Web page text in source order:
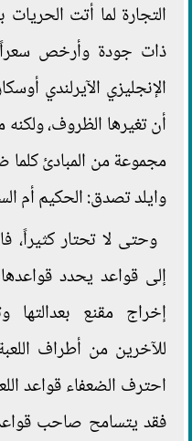
التجارة لما أتت
ذات جودة وأرخص سعراً.
الإنجليزي الآيرلندي
أن تغيرها الظروف،
مجموعة من المبادئ كلما
وايلد تصدق: الحكيم أم
وحتى لا تحتار كثيراً،
إلى قواعد يحدد
إخراج مقنع
للآخرين من أطراف
احترف الضعفاء قواعد
فقد يتسامح صاحب قواعد